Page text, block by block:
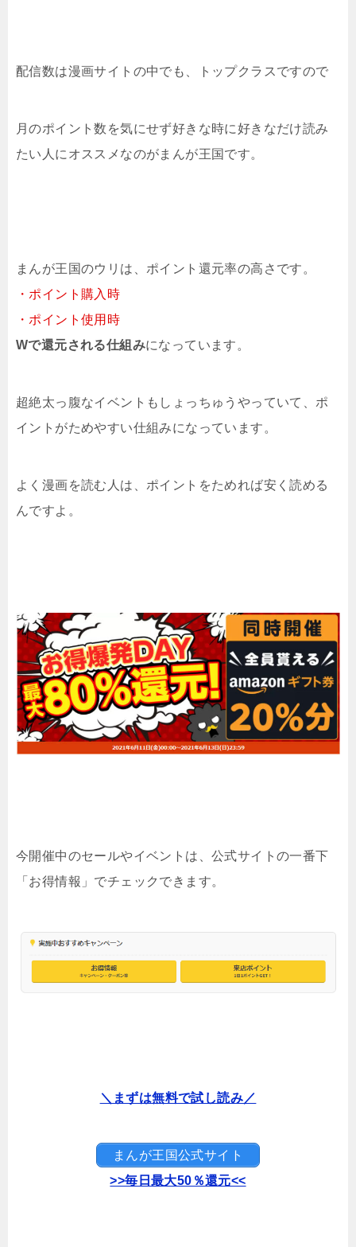
配信数は漫画サイトの中でも、トップクラスですので
月のポイント数を気にせず好きな時に好きなだけ読み
たい人にオススメなのがまんが王国です。
まんが王国のウリは、ポイント還元率の高さです。
・ポイント購入時
・ポイント使用時
Wで還元される仕組みになっています。
超絶太っ腹なイベントもしょっちゅうやっていて、ポ
イントがためやすい仕組みになっています。
よく漫画を読む人は、ポイントをためれば安く読める
んですよ。
今開催中のセールやイベントは、公式サイトの一番下
「お得情報」でチェックできます。
＼まずは無料で試し読み／
まんが王国公式サイト
>>毎日最大50％還元<<